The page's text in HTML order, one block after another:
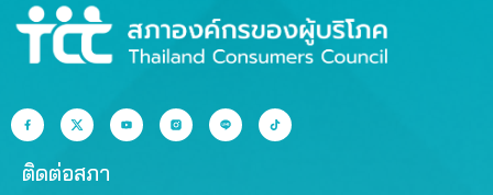
ติดต่อสภา